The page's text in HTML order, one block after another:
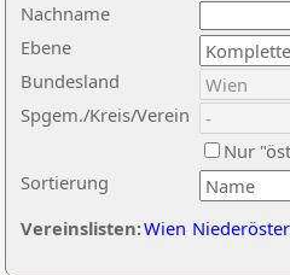
Nachname
Ebene
Sortierung
Bundesland
Spgem./Kreis/Verein
Nur
Vereinslisten:Wien